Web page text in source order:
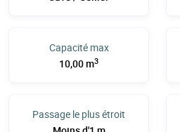
Capacité max
10,00 m3
Passage le plus étroit